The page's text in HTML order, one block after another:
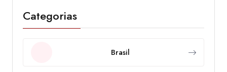
Categorias
Brasil